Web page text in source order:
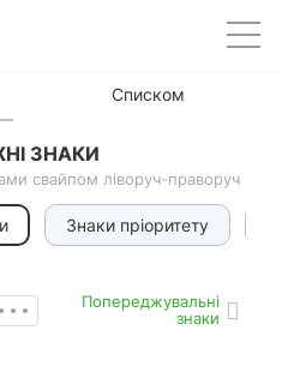
Списком
ЗНАКИ
свайпом ліворуч-праворуч
Знаки пріоритету
Попереджувальні
знаки